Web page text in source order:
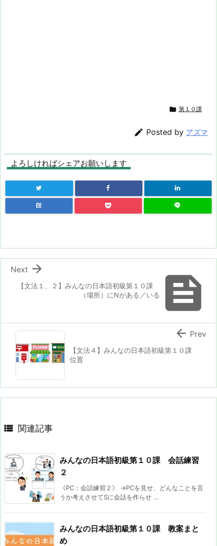
 第１０課
 Posted by アズマ
よろしければシェアお願いします
B!

【文法１、２】みんなの日本語初級第１０課
（場所）にNがある／いる

Next
【文法４】みんなの日本語初級第１０課
位置
 Prev
 関連記事
みんなの日本語初級第１０課 会話練習
２
《PC：会話練習２》 →PCを見せ、どんなことを言
うか考えさせてSに会話を作らせ ...
みんなの日本語初級第１０課 教案まと
め